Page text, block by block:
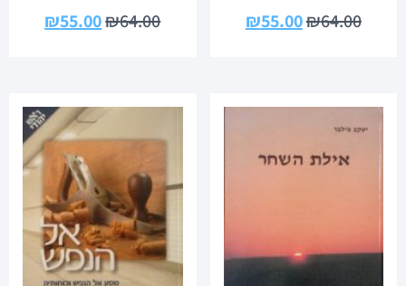
₪64.00
₪55.00
₪64.00
₪55.00